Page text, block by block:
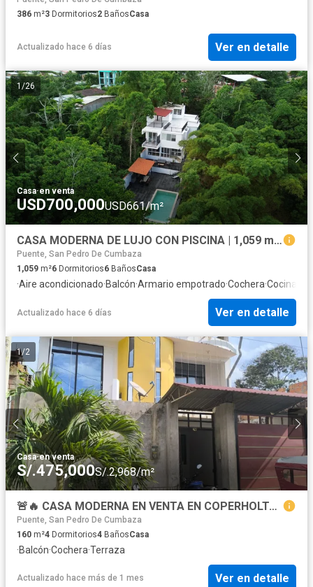
386 m²3 Dormitorios2 BañosCasa
Actualizado hace 6 días Ver en detalle
1/26
Casa·en venta
USD700,000USD661/m²
CASA MODERNA DE LUJO CON PISCINA | 1,059 m² | 6 HABITACIONES | TARAPOTO
Puente, San Pedro De Cumbaza
1,059 m²6 Dormitorios6 BañosCasa
·Aire acondicionado·Balcón·Armario empotrado·Cochera·Cocina
Actualizado hace 6 días Ver en detalle
1/2
Casa·en venta
S/.475,000S/.2,968/m²
🚨🔥 CASA MODERNA EN VENTA EN COPERHOLTA – TARAPOTO 🔥🚨 💥 4 HABITACIONES + 4 BAÑOS + PROYECCIÓN HASTA 4 PISOS 💥
Puente, San Pedro De Cumbaza
160 m²4 Dormitorios4 BañosCasa
·Balcón·Cochera·Terraza
Actualizado hace más de 1 mes Ver en detalle